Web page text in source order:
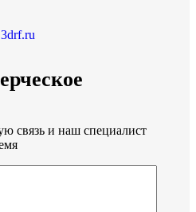
связь и наш специалист